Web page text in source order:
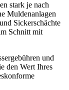
stark je nach
Muldenanlagen
Sickerschächte
Schnitt mit
und
den Wert Ihres